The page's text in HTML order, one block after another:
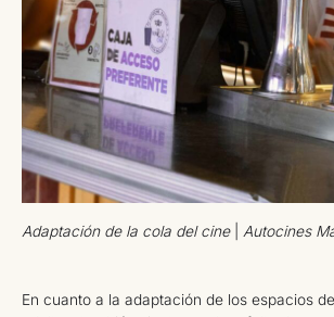
Adaptación de la cola del cine Autocines
En cuanto a la adaptación de los espacios